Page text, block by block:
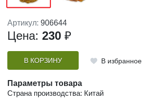
Артикул: 906644
Цена: 230 ₽
В КОРЗИНУ В избранное
Параметры товара
Страна производства: Китай